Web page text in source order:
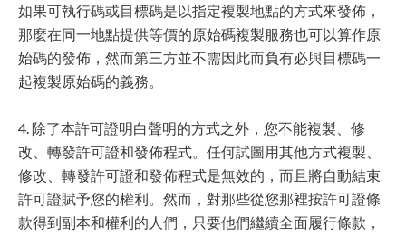
如果可執行碼或目標碼是以指定複製地點的方式來發佈，
那麼在同一地點提供等價的原始碼複製服務也可以算作原
始碼的發佈，然而第三方並不需因此而負有必與目標碼一
起複製原始碼的義務。
4. 除了本許可證明白聲明的方式之外，您不能複製、修
改、轉發許可證和發佈程式。任何試圖用其他方式複製、
修改、轉發許可證和發佈程式是無效的，而且將自動結束
許可證賦予您的權利。然而，對那些從您那裡按許可證條
款得到副本和權利的人們，只要他們繼續全面履行條款，